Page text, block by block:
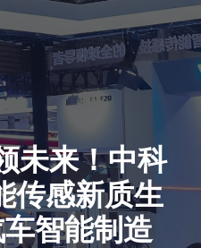
未来！中科
传感新质生
智能制造